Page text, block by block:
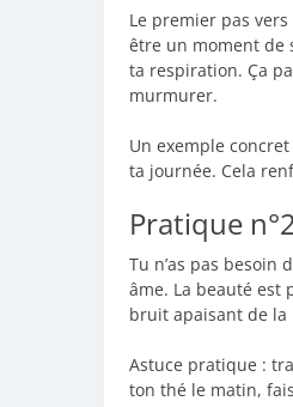
Le premier pas
être un moment de
ta respiration. Ça
murmurer.
Un exemple
ta journée. Cela
Pratique
Tu n’as pas
âme. La beauté est
bruit apaisant de
Astuce pratique :
ton thé le matin,